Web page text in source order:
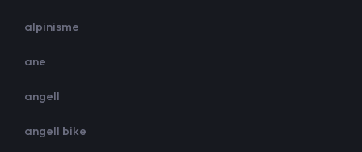
alpinisme
ane
angell
angell bike